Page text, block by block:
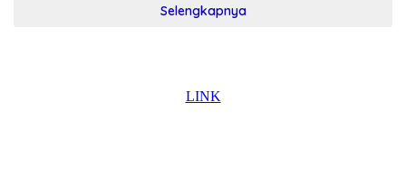
Selengkapnya